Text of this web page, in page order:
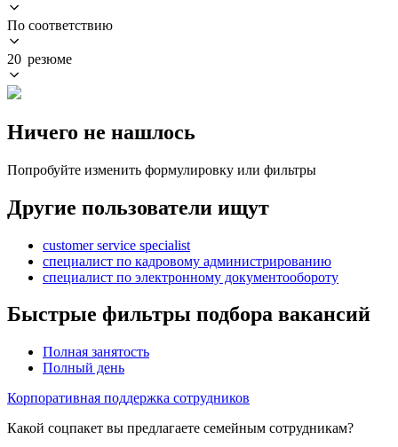
По соответствию
20 резюме
Ничего не нашлось
Попробуйте изменить формулировку или фильтры
Другие пользователи ищут
customer service specialist
специалист по кадровому администрированию
специалист по электронному документообороту
Быстрые фильтры подбора вакансий
Полная занятость
Полный день
Корпоративная поддержка сотрудников
Какой соцпакет вы предлагаете семейным сотрудникам?